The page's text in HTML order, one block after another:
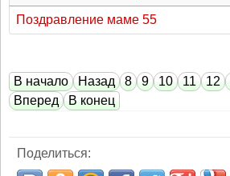
Поздравление маме 55
В начало
Назад 8 9 10 11 12
Вперед
В конец
Поделиться: